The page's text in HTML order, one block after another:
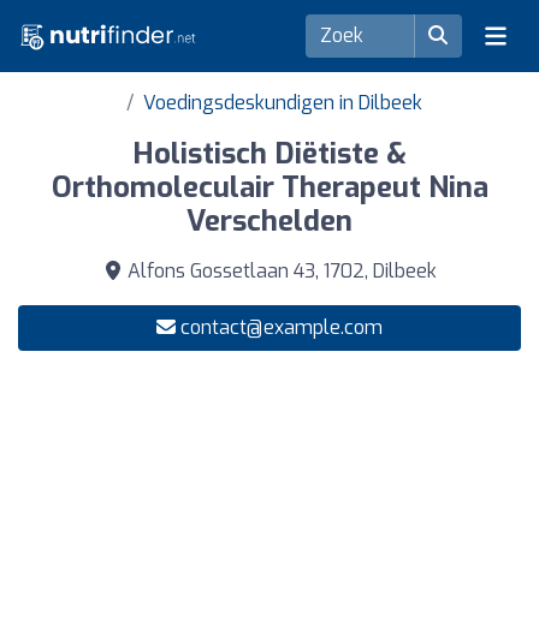
Voedingsdeskundigen in Dilbeek
Holistisch Diëtiste &
Orthomoleculair Therapeut Nina
Verschelden
Alfons Gossetlaan 43, 1702, Dilbeek
contact@example.com